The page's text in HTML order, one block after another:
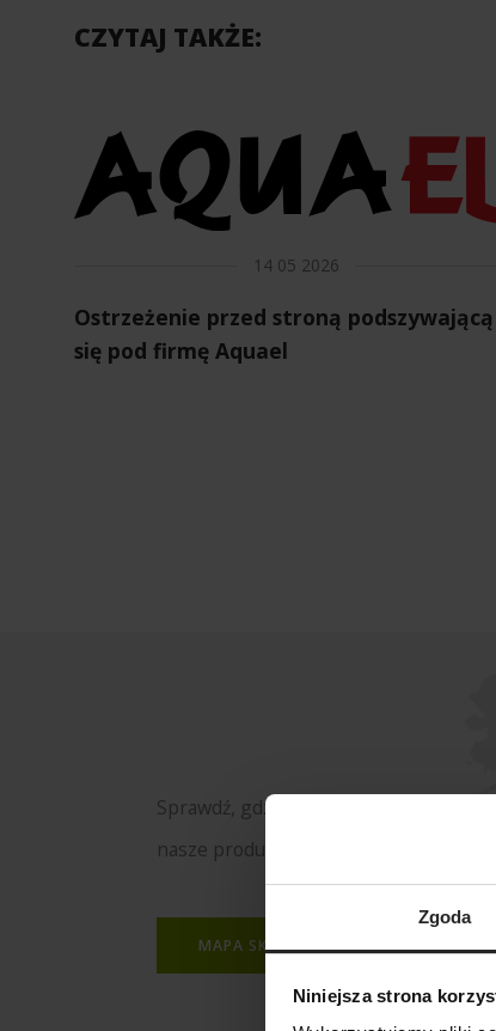
Zgoda
Niniejsza strona
CZYTAJ TAKŻE:
14 05 2026
Ostrzeżenie przed stroną podszywającą
się pod firmę Aquael
Sprawdź, gdzie kupisz
nasze produkty
MAPA SKLEPÓW